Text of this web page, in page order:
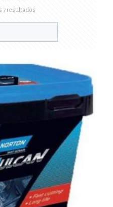
7 resultados